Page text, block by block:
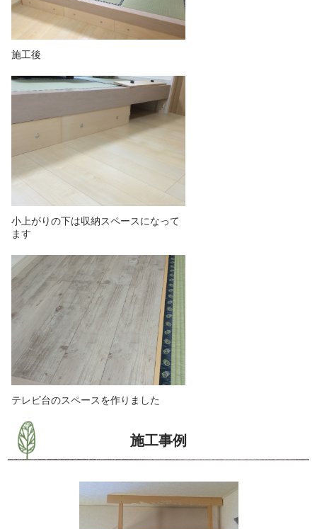
施工後
小上がりの下は収納スペースになって
ます
テレビ台のスペースを作りました
施工事例